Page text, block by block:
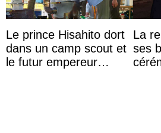
Le prince Hisahito dort
dans un camp scout et
le futur empereur
La
ses